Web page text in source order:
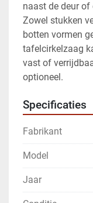
naast de deur
Zowel stukken
botten vormen
tafelcirkelzaag
vast of
optioneel.
Specificaties
Fabrikant
Model
Jaar